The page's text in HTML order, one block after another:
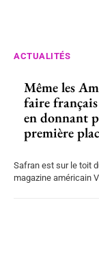
ACTUALITÉS
Même les
faire français
en donnant
première
Safran est sur le toit du
magazine américain